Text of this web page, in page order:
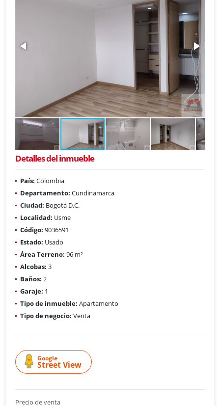
Detalles del inmueble
País: Colombia
Departamento: Cundinamarca
Ciudad: Bogotá D.C.
Localidad: Usme
Código: 9036591
Estado: Usado
Área Terreno: 96 m²
Alcobas: 3
Baños: 2
Garaje: 1
Tipo de inmueble: Apartamento
Tipo de negocio: Venta
Google
Street View
Precio de venta